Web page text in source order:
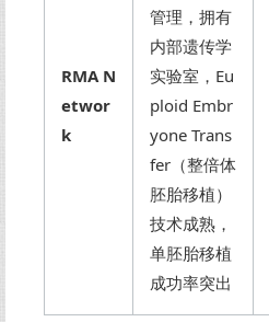
RMA N
etwor
k
管理，拥有
内部遗传学
实验室，Eu
ploid Embr
yone Trans
fer（整倍体
胚胎移植）
技术成熟，
单胚胎移植
成功率突出